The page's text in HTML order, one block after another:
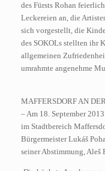
des Fürsts Rohan
Leckereien an, die
sich vorgestellt, die
des SOKOLs stellten ihr
allgemeinen
umrahmte angenehme
MAFFERSDORF AN
– Am 18. September
im Stadtbereich
Bürgermeister Lukáš
seiner Abstimmung, Aleš